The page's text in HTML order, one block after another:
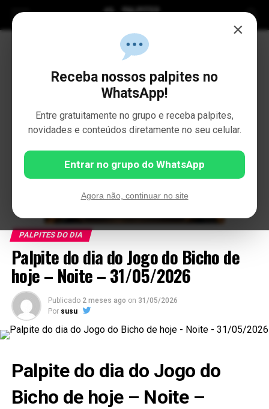
PALPITES DO DIA
Palpite do dia do Jogo do Bicho de
hoje – Noite – 31/05/2026
Publicado 2 meses ago on 31/05/2026
Por susu
Palpite do dia do Jogo do
Bicho de hoje – Noite –
×
Receba nossos palpites no
WhatsApp!
Entre gratuitamente no grupo e receba palpites,
novidades e conteúdos diretamente no seu celular.
Entrar no grupo do WhatsApp
Agora não, continuar no site